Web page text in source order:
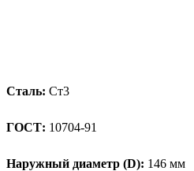
Сталь: Ст3
ГОСТ: 10704-91
Наружный диаметр (D): 146 мм